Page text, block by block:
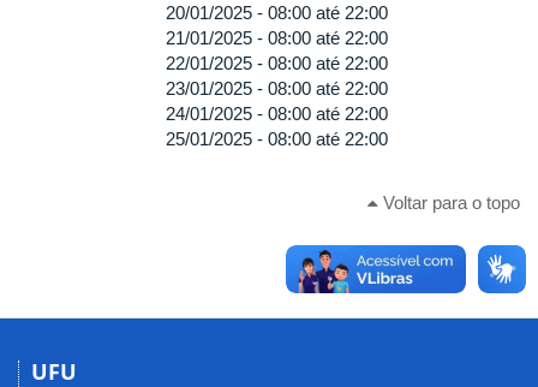
20/01/2025 - 08:00 até 22:00
21/01/2025 - 08:00 até 22:00
22/01/2025 - 08:00 até 22:00
23/01/2025 - 08:00 até 22:00
24/01/2025 - 08:00 até 22:00
25/01/2025 - 08:00 até 22:00
Voltar para o topo
UFU